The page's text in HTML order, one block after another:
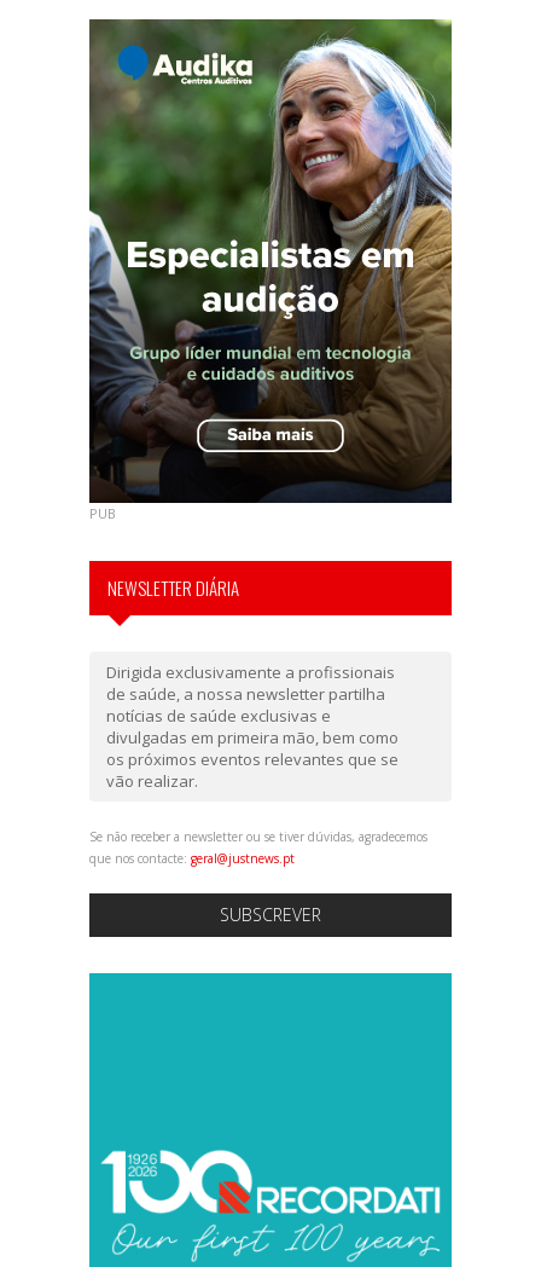
PUB
NEWSLETTER DIÁRIA
Dirigida exclusivamente a profissionais
de saúde, a nossa newsletter partilha
notícias de saúde exclusivas e
divulgadas em primeira mão, bem como
os próximos eventos relevantes que se
vão realizar.
Se não receber a newsletter ou se tiver dúvidas, agradecemos
que nos contacte: geral@justnews.pt
SUBSCREVER